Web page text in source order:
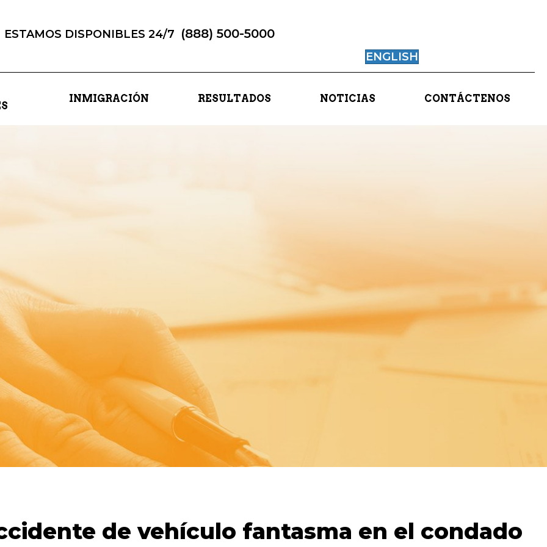
ESTAMOS DISPONIBLES 24/7 (888) 500-5000
ENGLISH
INMIGRACIÓN RESULTADOS NOTICIAS CONTÁCTENOS
de vehículo fantasma en el condado